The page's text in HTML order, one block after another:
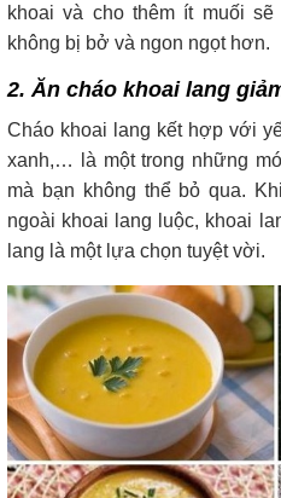
khoai và cho thêm ít muối
không bị bở và ngon ngọt hơn.
2. Ăn cháo khoai lang
Cháo khoai lang kết hợp với
xanh,… là một trong những
mà bạn không thể bỏ qua.
ngoài khoai lang luộc, khoai
lang là một lựa chọn tuyệt vời.